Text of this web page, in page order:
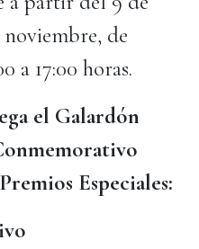
de
a 17:00 horas.
el Galardón
Especiales: